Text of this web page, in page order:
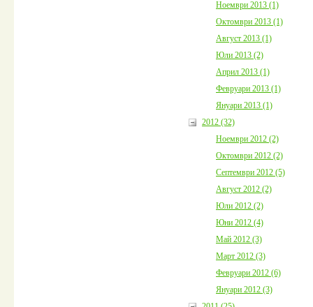
Ноември 2013 (1)
Октомври 2013 (1)
Август 2013 (1)
Юли 2013 (2)
Април 2013 (1)
Февруари 2013 (1)
Януари 2013 (1)
2012 (32)
Ноември 2012 (2)
Октомври 2012 (2)
Септември 2012 (5)
Август 2012 (2)
Юли 2012 (2)
Юни 2012 (4)
Май 2012 (3)
Март 2012 (3)
Февруари 2012 (6)
Януари 2012 (3)